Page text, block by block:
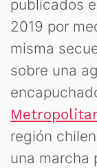
publicados
2019 por
misma
sobre una
región
una marcha